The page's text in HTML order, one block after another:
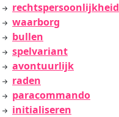
rechtspersoonlijkheid
waarborg
bullen
spelvariant
avontuurlijk
raden
paracommando
initialiseren